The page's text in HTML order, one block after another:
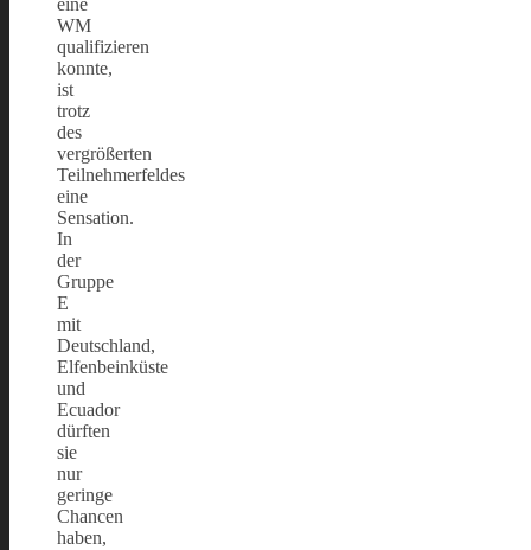
WM
qualifizieren
konnte,
ist
trotz
des
vergrößerten
Teilnehmerfeldes
eine
Sensation.
In
der
Gruppe
E
mit
Deutschland,
Elfenbeinküste
und
Ecuador
dürften
sie
nur
geringe
Chancen
haben,